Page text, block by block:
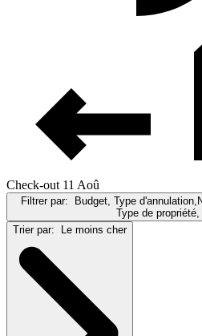
Check-out 11 Aoû
Filtrer par:
Budget, Type
Type de
Trier par:
Le moins cher